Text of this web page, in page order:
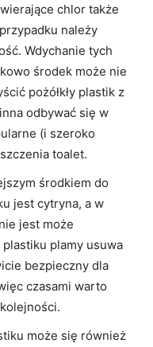
chlor także
należy
Wdychanie tych
środek może nie
pożółkły plastik z
odbywać się w
(i szeroko
toalet.
środkiem do
jest cytryna, a w
jest może
plastiku plamy usuwa
bezpieczny dla
czasami warto
może się również